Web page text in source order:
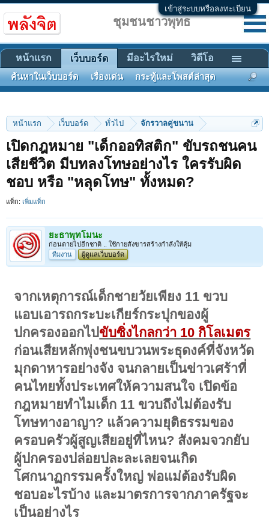
เข้าสู่ระบบหรือลงทะเบียน
หน้าแรก เว็บบอร์ด ทั่วไป จักรวาลคู่ขนาน
เปิดกฎหมาย "เด็กออทิสติก" ขับรถชนคน
เสียชีวิต มีบทลงโทษอย่างไร ใครรับผิด
ชอบ หรือ "หลุดโทษ" ทั้งหมด?
แท็ก: เพิ่มแท็ก
ยะธาพุทโมนะ
ก่อนตายไปอีกชาติ .. ใช้กายสังขารสร้างกำลังให้คุ้ม
ทีมงาน
ผู้ดูแลเว็บบอร์ด
จากเหตุการณ์เด็กชายวัยเพียง 11 ขวบ
แอบเอารถกระบะเกียร์กระปุกของผู้
ปกครองออกไปขับซิ่งไกลกว่า 10 กิโลเมตร
ก่อนเสียหลักพุ่งชนขบวนพระธุดงค์ที่จังหวัด
มุกดาหารอย่างจัง จนกลายเป็นข่าวเศร้าที่
คนไทยทั้งประเทศให้ความสนใจ เปิดข้อ
กฎหมายทำไมเด็ก 11 ขวบถึงไม่ต้องรับ
โทษทางอาญา? แล้วความยุติธรรมของ
ครอบครัวผู้สูญเสียอยู่ที่ไหน? สังคมจวกยับ
ผู้ปกครองปล่อยปละละเลยจนเกิด
โศกนาฏกรรมครั้งใหญ่ พ่อแม่ต้องรับผิด
ชอบอะไรบ้าง และมาตรการจากภาครัฐจะ
เป็นอย่างไร
ชุมชนชาวพุทธ
หน้าแรก เว็บบอร์ด
ค้นหาในเว็บบอร์ด เรื่องเด่น กระทู้และโพสต์ล่าสุด
มีอะไรใหม่ วิดีโอ